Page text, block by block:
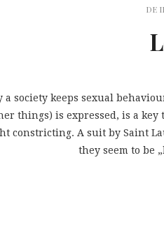
DE
a society keeps sexual
things) is expressed, is a
constricting. A suit by Saint
they seem to be